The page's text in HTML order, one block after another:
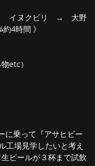
ヌクビリ → 大野
4時間 》
etc）
に乗って『アサヒビー
工場見学したいと考え
ビールが３杯まで試飲